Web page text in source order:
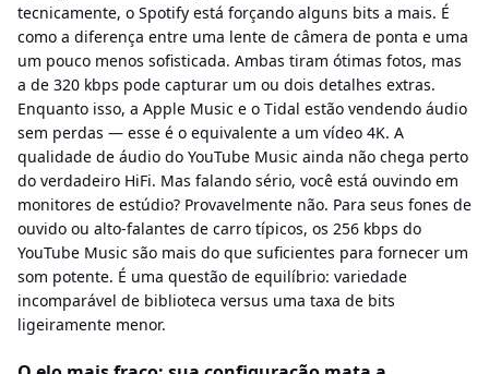
tecnicamente, o Spotify está forçando alguns bits a mais. É
como a diferença entre uma lente de câmera de ponta e uma
um pouco menos sofisticada. Ambas tiram ótimas fotos, mas
a de 320 kbps pode capturar um ou dois detalhes extras.
Enquanto isso, a Apple Music e o Tidal estão vendendo áudio
sem perdas — esse é o equivalente a um vídeo 4K. A
qualidade de áudio do YouTube Music ainda não chega perto
do verdadeiro HiFi. Mas falando sério, você está ouvindo em
monitores de estúdio? Provavelmente não. Para seus fones de
ouvido ou alto-falantes de carro típicos, os 256 kbps do
YouTube Music são mais do que suficientes para fornecer um
som potente. É uma questão de equilíbrio: variedade
incomparável de biblioteca versus uma taxa de bits
ligeiramente menor.